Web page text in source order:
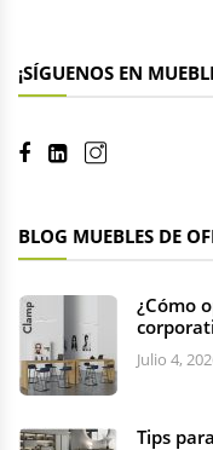
¡SÍGUENOS EN
BLOG MUEBLES DE
¿Cómo
Julio 4,
Tips